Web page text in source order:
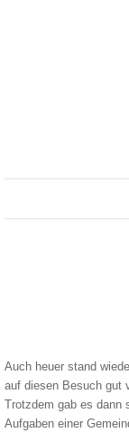
Auch heuer stand
auf diesen Besuch gut
Trotzdem gab es dann
Aufgaben einer